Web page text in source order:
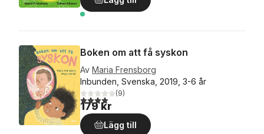
Boken om att få syskon
Av Maria Frensborg
Inbunden, Svenska, 2019, 3-6 år
4,0utav 5 stjärnor. Totalt antal röster:
(9)
179 kr
Lägg till